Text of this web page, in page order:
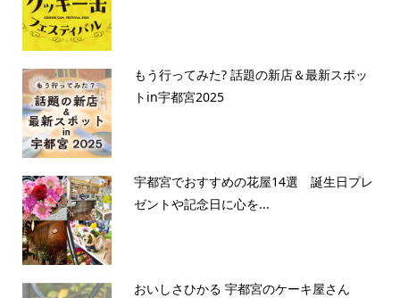
もう行ってみた? 話題の新店＆最新スポッ
トin宇都宮2025
宇都宮でおすすめの花屋14選 誕生日プレ
ゼントや記念日に心を...
おいしさひかる 宇都宮のケーキ屋さん